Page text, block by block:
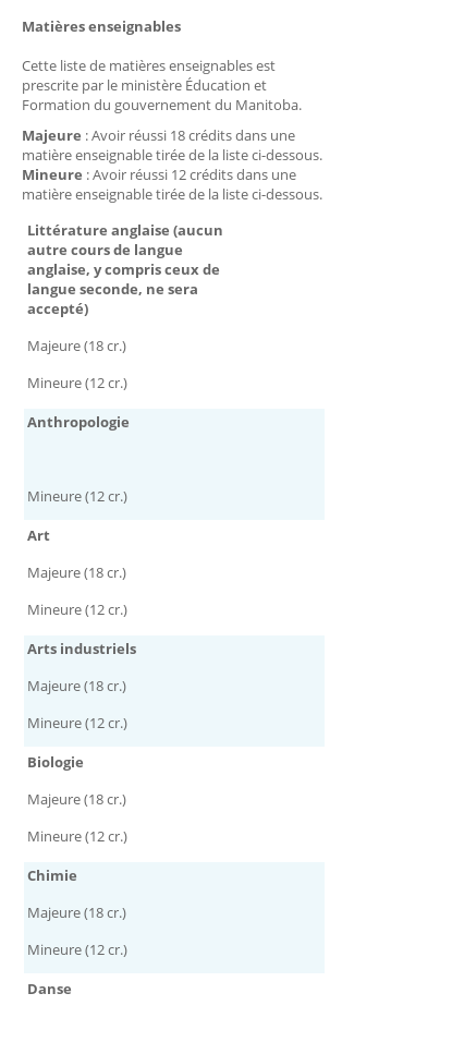
Matières enseignables
Cette liste de matières enseignables est
prescrite par le ministère Éducation et
Formation du gouvernement du Manitoba.
Majeure : Avoir réussi 18 crédits dans une
matière enseignable tirée de la liste ci-dessous.
Mineure : Avoir réussi 12 crédits dans une
matière enseignable tirée de la liste ci-dessous.
Littérature anglaise (aucun
autre cours de langue
anglaise, y compris ceux de
langue seconde, ne sera
accepté)
Majeure (18 cr.)
Mineure (12 cr.)
Anthropologie
Mineure (12 cr.)
Art
Majeure (18 cr.)
Mineure (12 cr.)
Arts industriels
Majeure (18 cr.)
Mineure (12 cr.)
Biologie
Majeure (18 cr.)
Mineure (12 cr.)
Chimie
Majeure (18 cr.)
Mineure (12 cr.)
Danse